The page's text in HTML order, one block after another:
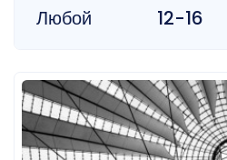
Любой 12-16